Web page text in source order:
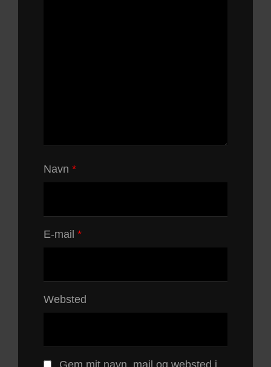
Navn *
E-mail *
Websted